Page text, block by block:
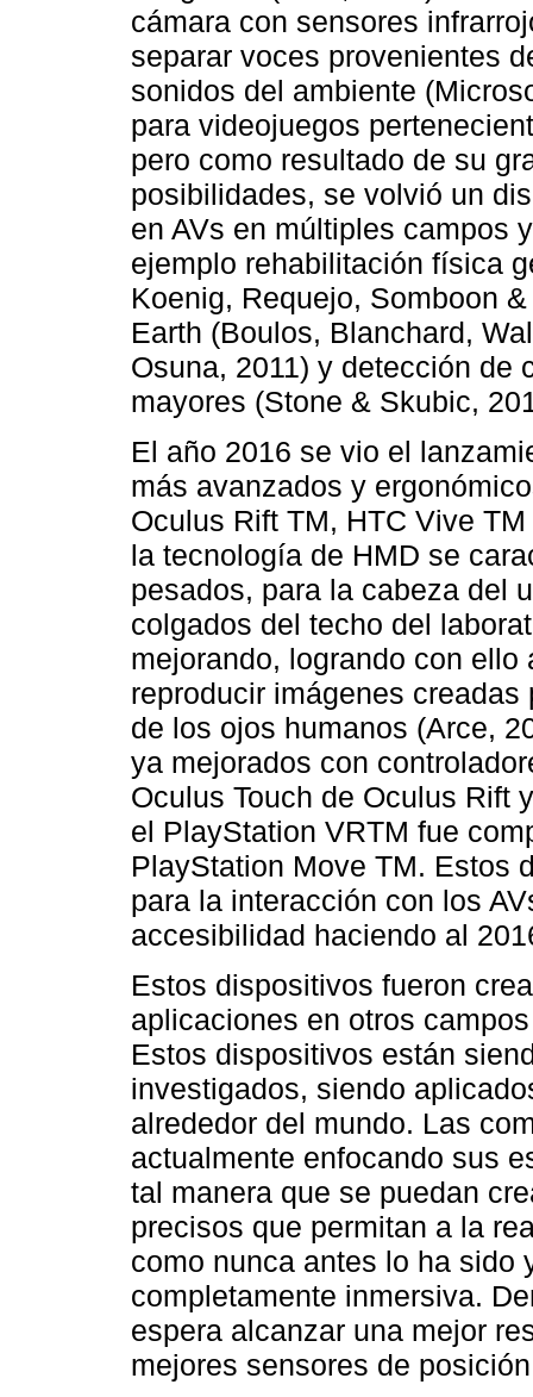
cámara con sensores
separar voces provenientes
sonidos del ambiente
para videojuegos
pero como resultado de su
posibilidades, se volvió un
en AVs en múltiples campos
ejemplo rehabilitación física
Koenig, Requejo, Somboon
Earth (Boulos, Blanchard,
Osuna, 2011) y detección de
mayores (Stone & Skubic,
El año 2016 se vio el
más avanzados y
Oculus Rift TM, HTC Vive
la tecnología de HMD se
pesados, para la cabeza del
colgados del techo del
mejorando, logrando con
reproducir imágenes
de los ojos humanos (Arce,
ya mejorados con
Oculus Touch de Oculus Rift
el PlayStation VRTM fue
PlayStation Move TM. Estos
para la interacción con los
accesibilidad haciendo al
Estos dispositivos fueron
aplicaciones en otros
Estos dispositivos están
investigados, siendo
alrededor del mundo. Las
actualmente enfocando sus
tal manera que se puedan
precisos que permitan a la
como nunca antes lo ha sido
completamente inmersiva.
espera alcanzar una mejor
mejores sensores de